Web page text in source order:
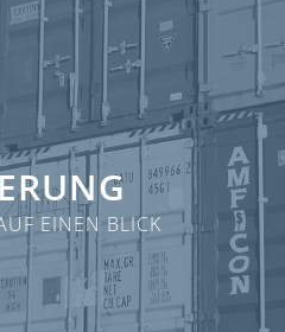
EINEN BLICK